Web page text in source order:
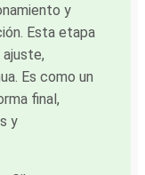
y
Esta etapa
Es como un
final,
y